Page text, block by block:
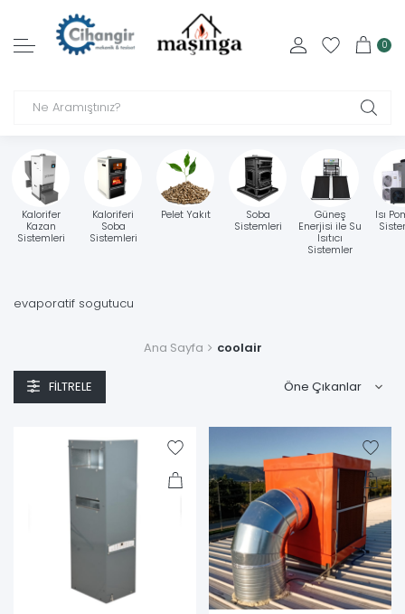
0
Kalorifer
Kazan
Sistemleri
Kaloriferi
Soba
Sistemleri
Pelet Yakıt
Soba
Sistemleri
Güneş
Enerjisi ile Su
Isıtıcı
Sistemler
Isı
evaporatif sogutucu
Ana Sayfa coolair
FILTRELE